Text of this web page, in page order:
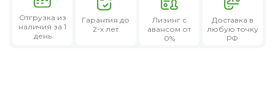
Отгрузка из
наличия за 1
день
Гарантия до
2-х лет
Лизингс
авансом от
0%
Доставка в
любую точку
РФ